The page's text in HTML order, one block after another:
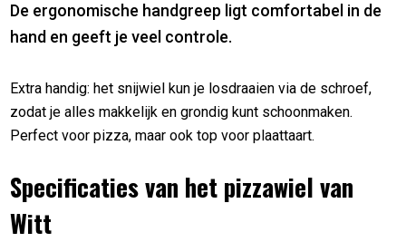
De ergonomische handgreep ligt comfortabel in de
hand en geeft je veel controle.
Extra handig: het snijwiel kun je losdraaien via de schroef,
zodat je alles makkelijk en grondig kunt schoonmaken.
Perfect voor pizza, maar ook top voor plaattaart.
Specificaties van het pizzawiel van
Witt